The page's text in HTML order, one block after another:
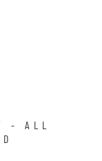
- ALL